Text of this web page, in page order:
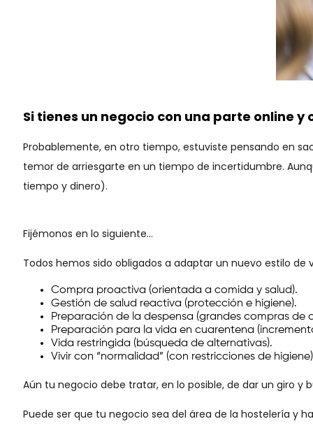
Si tienes un negocio con una parte online
Probablemente, en otro tiempo, estuviste pensando en
temor de arriesgarte en un tiempo de incertidumbre.
tiempo y dinero).
Fijémonos en lo siguiente…
Todos hemos sido obligados a adaptar un nuevo estilo
Compra proactiva (orientada a comida y salud).
Gestión de salud reactiva (protección e higiene).
Preparación de la despensa (grandes compras de
Preparación para la vida en cuarentena
Vida restringida (búsqueda de alternativas).
Vivir con “normalidad” (con restricciones de
Aún tu negocio debe tratar, en lo posible, de dar un giro
Puede ser que tu negocio sea del área de la hostelería y